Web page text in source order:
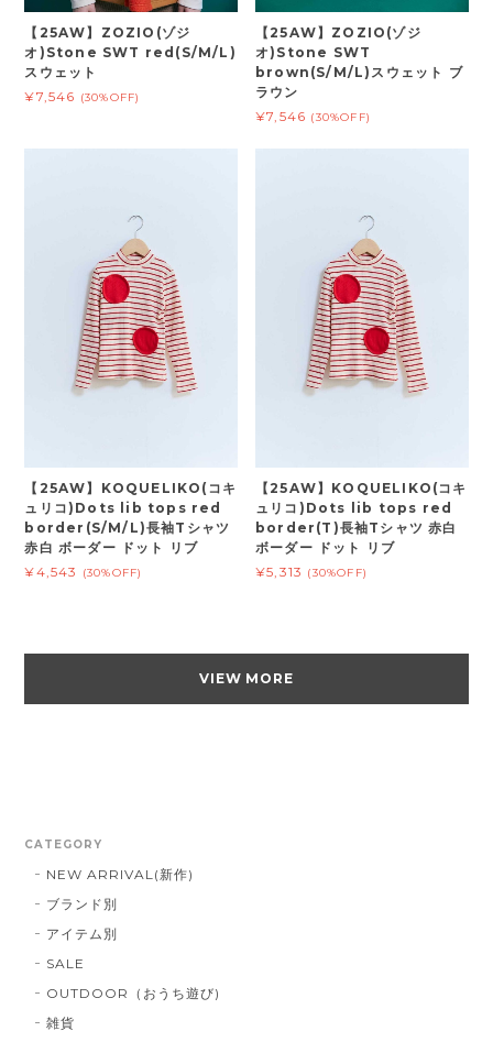
【25AW】ZOZIO(ゾジ
オ)Stone SWT red(S/M/L)
スウェット
¥7,546 (30%OFF)
【25AW】ZOZIO(ゾジ
オ)Stone SWT
brown(S/M/L)スウェット ブ
ラウン
¥7,546 (30%OFF)
【25AW】KOQUELIKO(コキ
ュリコ)Dots lib tops red
border(S/M/L)長袖Tシャツ
赤白 ボーダー ドット リブ
¥4,543
(30%OFF)
【25AW】KOQUELIKO(コキ
ュリコ)Dots lib tops red
border(T)長袖Tシャツ 赤白
ボーダー ドット リブ
¥5,313 (30%OFF)
VIEW MORE
CATEGORY
NEW ARRIVAL(新作)
ブランド別
アイテム別
SALE
OUTDOOR（おうち遊び)
雑貨